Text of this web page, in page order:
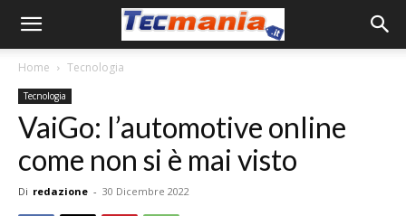
Home Tecnologia
Tecnologia
VaiGo: l’automotive online
come non si è mai visto
Di redazione - 30 Dicembre 2022